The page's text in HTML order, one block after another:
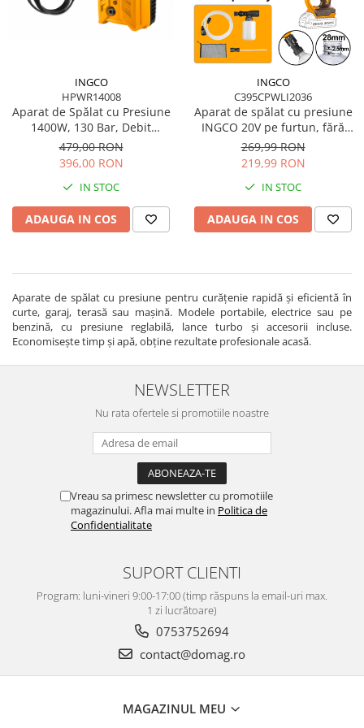
Mașini de șlefuit
Nivelă laser
Picamere
Polizoare unghiulare
Accesorii pentru drujbă
Echipamente de protecție
Foarfece tablă
Foarfeci Grădină
Grătare și accesorii
Lampi
Mașină de tocat carne
Mori electrice
Oale și vase de gătit
Presostate/Regulatoare de
Prelate și Folii de Protecție
Prelungitoare
Scule electrice
Accesorii pentru polizor
Accesorii scule electrice
Compresoare aer
INGCO
HPWR14008
Aparat de Spălat cu Presiune
1400W, 130 Bar, Debit
5.5L/min – Compact, Portabil,
cu Pompă Metalică
479,00 RON
396,00 RON
IN STOC
ADAUGA IN COS
INGCO
C395CPWLI2036
Aparat de spălat cu presiune
INGCO 20V pe furtun, fără
acumulator
269,99 RON
219,99 RON
IN STOC
ADAUGA IN COS
Aparate de spălat cu presiune pentru curățenie rapidă și eficientă în
curte, garaj, terasă sau mașină. Modele portabile, electrice sau pe
benzină, cu presiune reglabilă, lance turbo și accesorii incluse.
Economisește timp și apă, obține rezultate profesionale acasă.
NEWSLETTER
Nu rata ofertele si promotiile noastre
Vreau sa primesc newsletter cu promotiile
magazinului. Afla mai multe in Politica de
Confidentialitate
SUPORT CLIENTI
Program: luni-vineri 9:00-17:00 (timp răspuns la email-uri max.
1 zi lucrătoare)
0753752694
contact@domag.ro
MAGAZINUL MEU